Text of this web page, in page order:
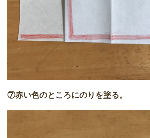
⑦赤い色のところにのりを塗る。